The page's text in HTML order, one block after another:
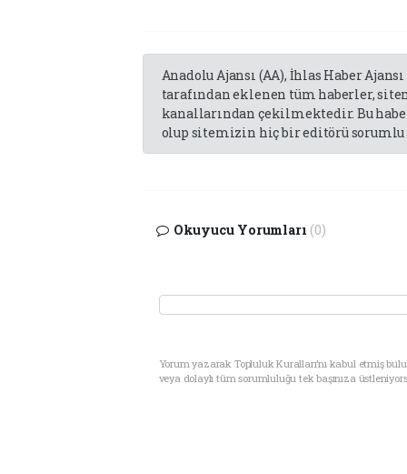
Anadolu Ajansı (AA), İhlas Haber
tarafından eklenen tüm haberler,
kanallarından çekilmektedir. Bu
olup sitemizin hiç bir editörü sorumlu
Okuyucu Yorumları (0)
Yorum yazarak Topluluk Kuralları’nı kabul etmiş
veya dolaylı tüm sorumluluğu tek başınıza